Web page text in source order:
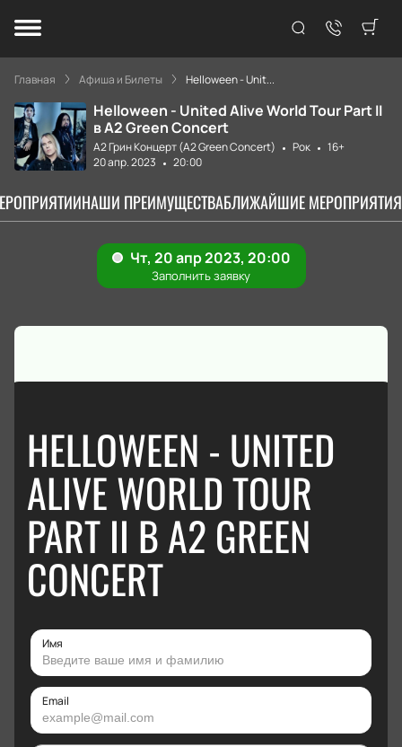
Главная Афиша и Билеты Helloween - Unit...
Helloween - United Alive World Tour Part II
в А2 Green Concert
А2 Грин Концерт (A2 Green Concert) Рок
16+
20 апр. 2023
20:00
НАШИ ПРЕИМУЩЕСТВАБЛИЖАЙШИЕ МЕРОПРИЯТИЯ
HELLOWEEN - UNITED
ALIVE WORLD TOUR
PART II В А2 GREEN
CONCERT
Имя
Email